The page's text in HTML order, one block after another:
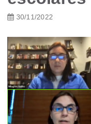
30/11/2022